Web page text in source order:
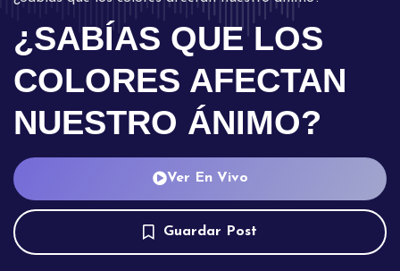
¿SABÍAS QUE LOS
COLORES AFECTAN
NUESTRO ÁNIMO?
Ver En Vivo
Guardar Post